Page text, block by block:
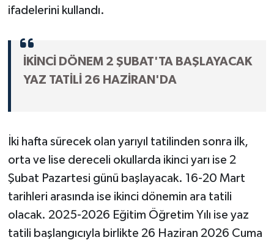
ifadelerini kullandı.
İKİNCİ DÖNEM 2 ŞUBAT'TA BAŞLAYACAK
YAZ TATİLİ 26 HAZİRAN'DA
İki hafta sürecek olan yarıyıl tatilinden sonra ilk,
orta ve lise dereceli okullarda ikinci yarı ise 2
Şubat Pazartesi günü başlayacak. 16-20 Mart
tarihleri arasında ise ikinci dönemin ara tatili
olacak. 2025-2026 Eğitim Öğretim Yılı ise yaz
tatili başlangıcıyla birlikte 26 Haziran 2026 Cuma